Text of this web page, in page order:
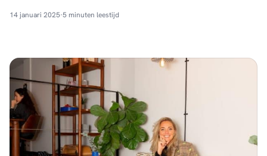
inspirerende omgeving wordt die niet alleen mooi is, maar ook
14 januari 2025·5 minuten leestijd